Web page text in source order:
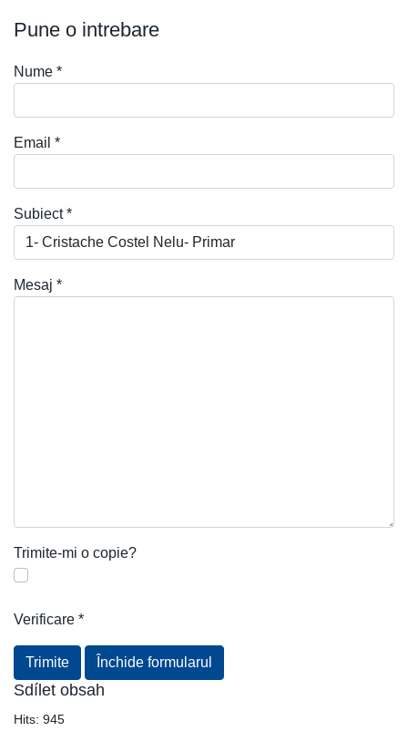
Pune o intrebare
Nume *
Email *
Subiect*
Mesaj *
Trimite-mi o copie?
Verificare *
Trimite Închide formularul
Sdílet obsah
Hits: 945